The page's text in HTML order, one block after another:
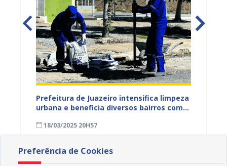
Prefeitura de Juazeiro intensifica limpeza
urbana e beneficia diversos bairros com
nesta terça-feira (18)
18/03/2025 20H57
Preferência de Cookies